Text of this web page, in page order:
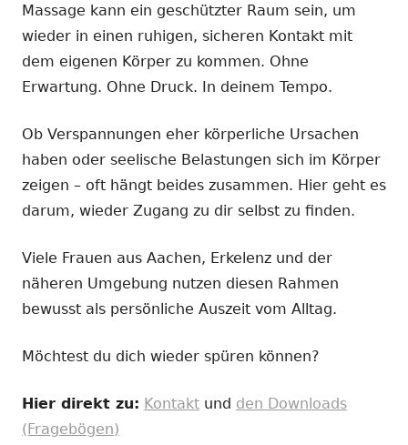
Massage kann ein geschützter Raum sein, um
wieder in einen ruhigen, sicheren Kontakt mit
dem eigenen Körper zu kommen. Ohne
Erwartung. Ohne Druck. In deinem Tempo.
Ob Verspannungen eher körperliche Ursachen
haben oder seelische Belastungen sich im Körper
zeigen – oft hängt beides zusammen. Hier geht es
darum, wieder Zugang zu dir selbst zu finden.
Viele Frauen aus Aachen, Erkelenz und der
näheren Umgebung nutzen diesen Rahmen
bewusst als persönliche Auszeit vom Alltag.
Möchtest du dich wieder spüren können?
Hier direkt zu: Kontakt und den Downloads
(Fragebögen)